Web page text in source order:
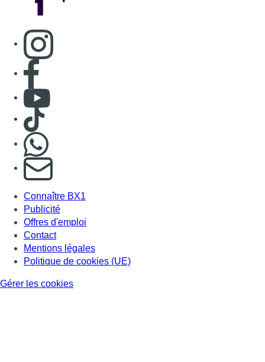
S'abonner à notre newsletter
Connaître BX1
Publicité
Offres d'emploi
Contact
Mentions légales
Politique de cookies (UE)
Gérer les cookies